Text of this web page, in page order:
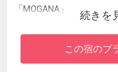
「MOGANA」
二条城からほど近く、鴨
も足を延ばせる京都の
ュアリーで全く新しいホ
続きを
この宿のプ